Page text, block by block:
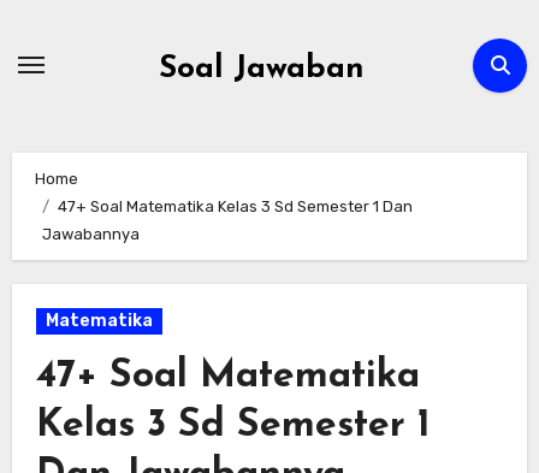
Soal Jawaban
Home
47+ Soal Matematika Kelas 3 Sd Semester 1 Dan
Jawabannya
Matematika
47+ Soal Matematika
Kelas 3 Sd Semester 1